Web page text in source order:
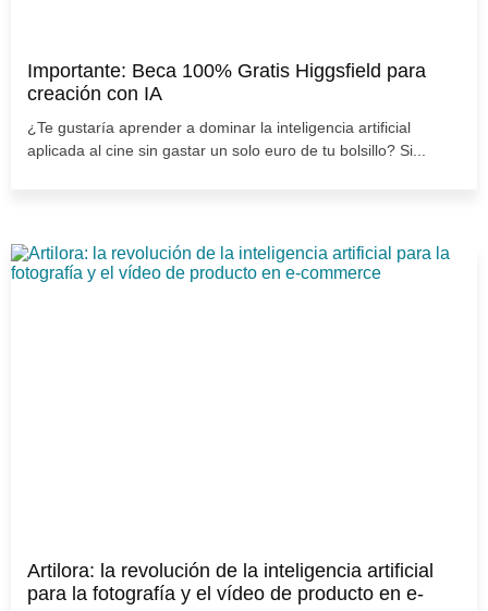
Importante: Beca 100% Gratis Higgsfield para
creación con IA
¿Te gustaría aprender a dominar la inteligencia artificial
aplicada al cine sin gastar un solo euro de tu bolsillo? Si...
Artilora: la revolución de la inteligencia artificial
para la fotografía y el vídeo de producto en e-